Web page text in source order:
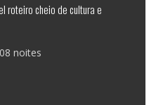
roteiro cheio de cultura e
noites